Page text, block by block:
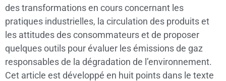
des transformations en cours concernant les
pratiques industrielles, la circulation des produits et
les attitudes des consommateurs et de proposer
quelques outils pour évaluer les émissions de gaz
responsables de la dégradation de l’environnement.
Cet article est développé en huit points dans le texte